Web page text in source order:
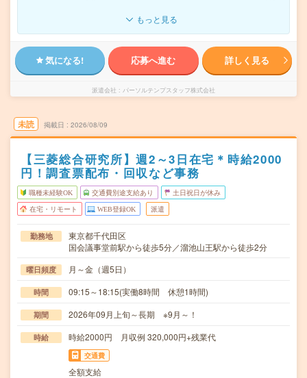
もっと見る
気になる! 応募へ進む 詳しく見る
派遣会社 パーソルテンプスタッフ株式会社
未読 掲載日 2026/08/09
【三菱総合研究所】週2～3日在宅＊時給2000
円！調査票配布・回収など事務
職種未経験OK 交通費別途支給あり 土日祝日が休み
在宅・リモート WEB登録OK 派遣
勤務地
東京都千代田区
国会議事堂前駅から徒歩5分／溜池山王駅から徒歩2分
曜日頻度 月～金（週5日）
時間 09:15～18:15(実働8時間 休憩1時間)
期間 2026年09月上旬～長期 ※9月～！
時給 時給2000円 月収例 320,000円+残業代
交通費
全額支給